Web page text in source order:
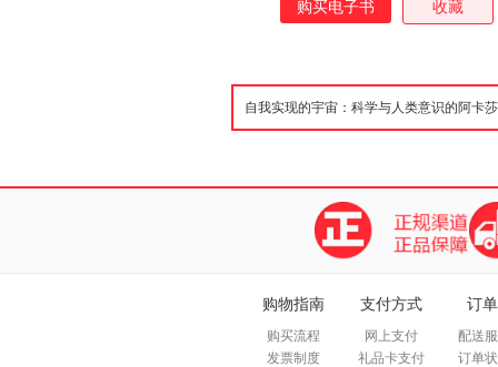
购买电子书 收藏
购物指南
购买流程
发票制度
支付方式
网上支付
礼品卡支付
订
配送
订单